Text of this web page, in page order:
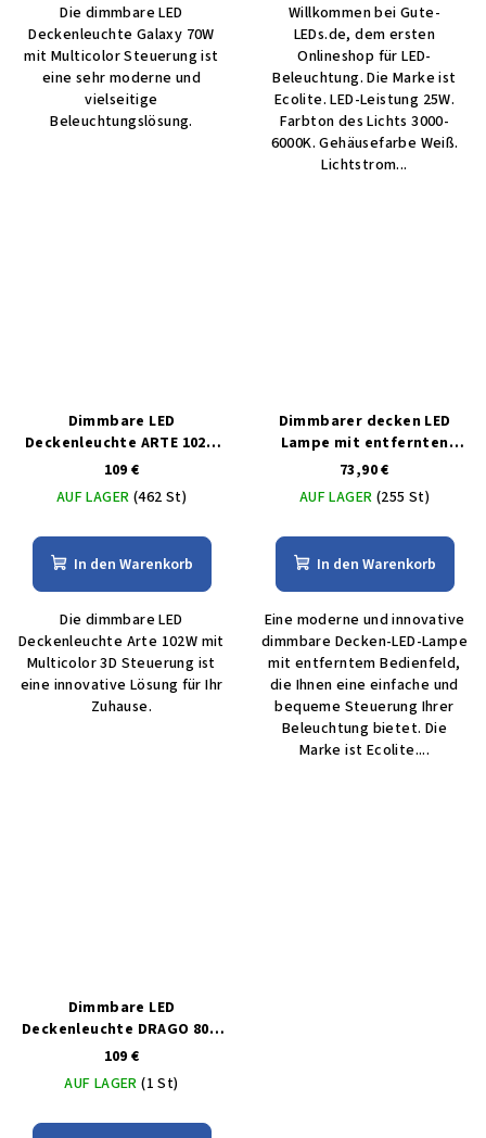
Die dimmbare LED
Deckenleuchte Galaxy 70W
mit Multicolor Steuerung ist
eine sehr moderne und
vielseitige
Beleuchtungslösung.
Willkommen bei Gute-
LEDs.de, dem ersten
Onlineshop für LED-
Beleuchtung. Die Marke ist
Ecolite. LED-Leistung 25W.
Farbton des Lichts 3000-
6000K. Gehäusefarbe Weiß.
Lichtstrom...
Dimmbare LED
Deckenleuchte ARTE 102W
mit MULTICOLOR 3D-
Steuerung
109 €
AUF LAGER (462 St)
In den Warenkorb
Die dimmbare LED
Deckenleuchte Arte 102W mit
Multicolor 3D Steuerung ist
eine innovative Lösung für Ihr
Zuhause.
Dimmbarer decken LED
Lampe mit entfernten
bedienungem 50W
73,90 €
AUF LAGER (255 St)
In den Warenkorb
Eine moderne und innovative
dimmbare Decken-LED-Lampe
mit entferntem Bedienfeld,
die Ihnen eine einfache und
bequeme Steuerung Ihrer
Beleuchtung bietet. Die
Marke ist Ecolite....
Dimmbare LED
Deckenleuchte DRAGO 80W
mit MULTICOLOR-Steuerung
109 €
AUF LAGER(1 St)